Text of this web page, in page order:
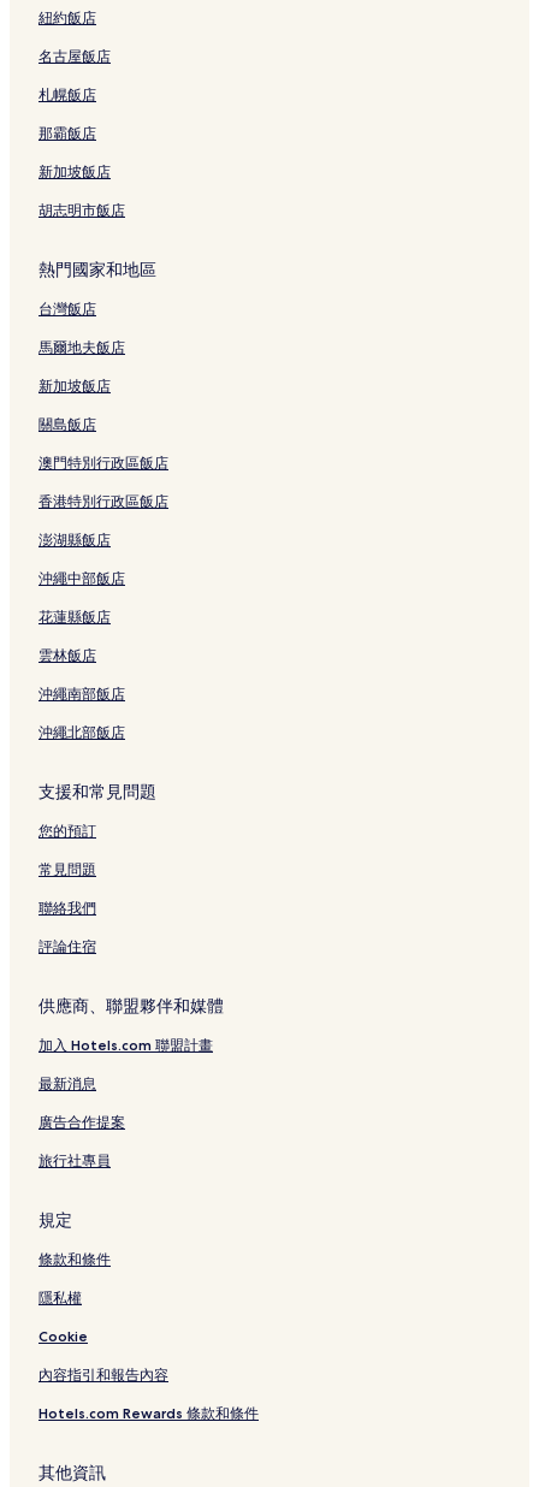
紐約飯店
名古屋飯店
札幌飯店
那霸飯店
新加坡飯店
胡志明市飯店
熱門國家和地區
台灣飯店
馬爾地夫飯店
新加坡飯店
關島飯店
澳門特別行政區飯店
香港特別行政區飯店
澎湖縣飯店
沖繩中部飯店
花蓮縣飯店
雲林飯店
沖繩南部飯店
沖繩北部飯店
支援和常見問題
您的預訂
常見問題
聯絡我們
評論住宿
供應商、聯盟夥伴和媒體
加入 Hotels.com 聯盟計畫
最新消息
廣告合作提案
旅行社專員
規定
條款和條件
隱私權
Cookie
內容指引和報告內容
Hotels.com Rewards 條款和條件
其他資訊